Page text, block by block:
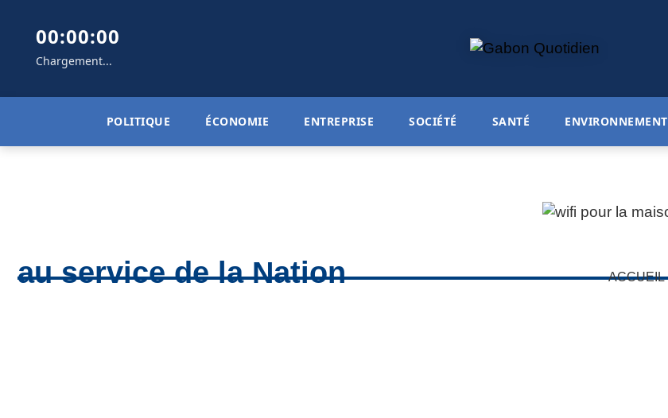
00:00:00
Chargement...
POLITIQUE ÉCONOMIE ENTREPRISE SOCIÉTÉ SANTÉ ENVIRONNEMENT
ACCUEIL
au service de la Nation